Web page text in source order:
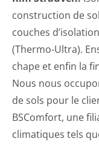
construction de
couches
(Thermo-Ultra).
chape et enfin la
Nous nous
de sols pour le
BSComfort, une
climatiques tels